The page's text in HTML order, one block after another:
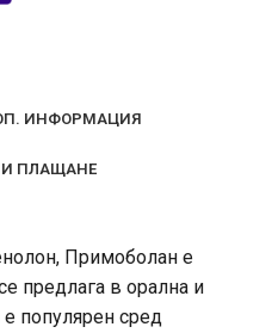
ИНФОРМАЦИЯ
И ПЛАЩАНЕ
Примоболан е
предлага в орална и
популярен сред